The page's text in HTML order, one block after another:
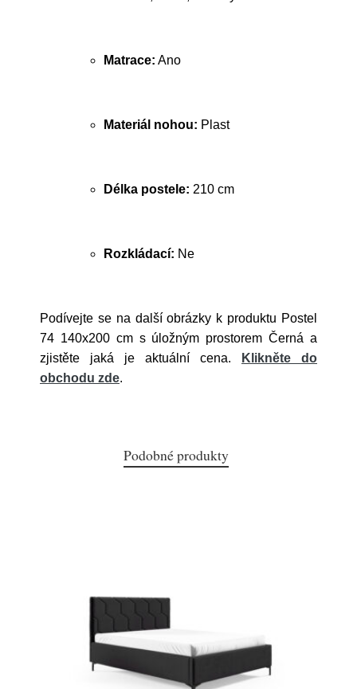
Matrace: Ano
Materiál nohou: Plast
Délka postele: 210 cm
Rozkládací: Ne
Podívejte se na další obrázky k produktu Postel
74 140x200 cm s úložným prostorem Černá a
zjistěte jaká je aktuální cena.
Klikněte do
obchodu zde.
Podobné produkty